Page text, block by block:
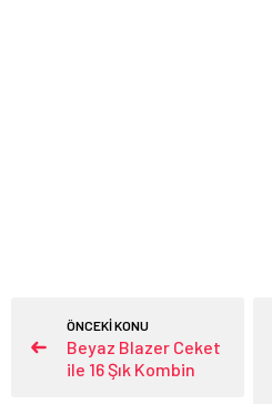
ÖNCEKİ KONU
Beyaz Blazer Ceket
ile 16 Şık Kombin